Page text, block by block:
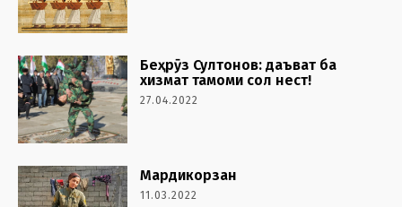
Беҳрӯз Султонов: даъват ба
хизмат тамоми сол нест!
27.04.2022
Мардикорзан
11.03.2022